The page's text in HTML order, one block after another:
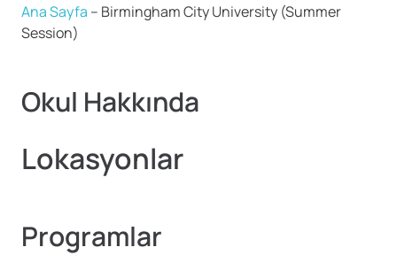
Ana Sayfa – Birmingham City University (Summer
Session)
Okul Hakkında
Lokasyonlar
Programlar